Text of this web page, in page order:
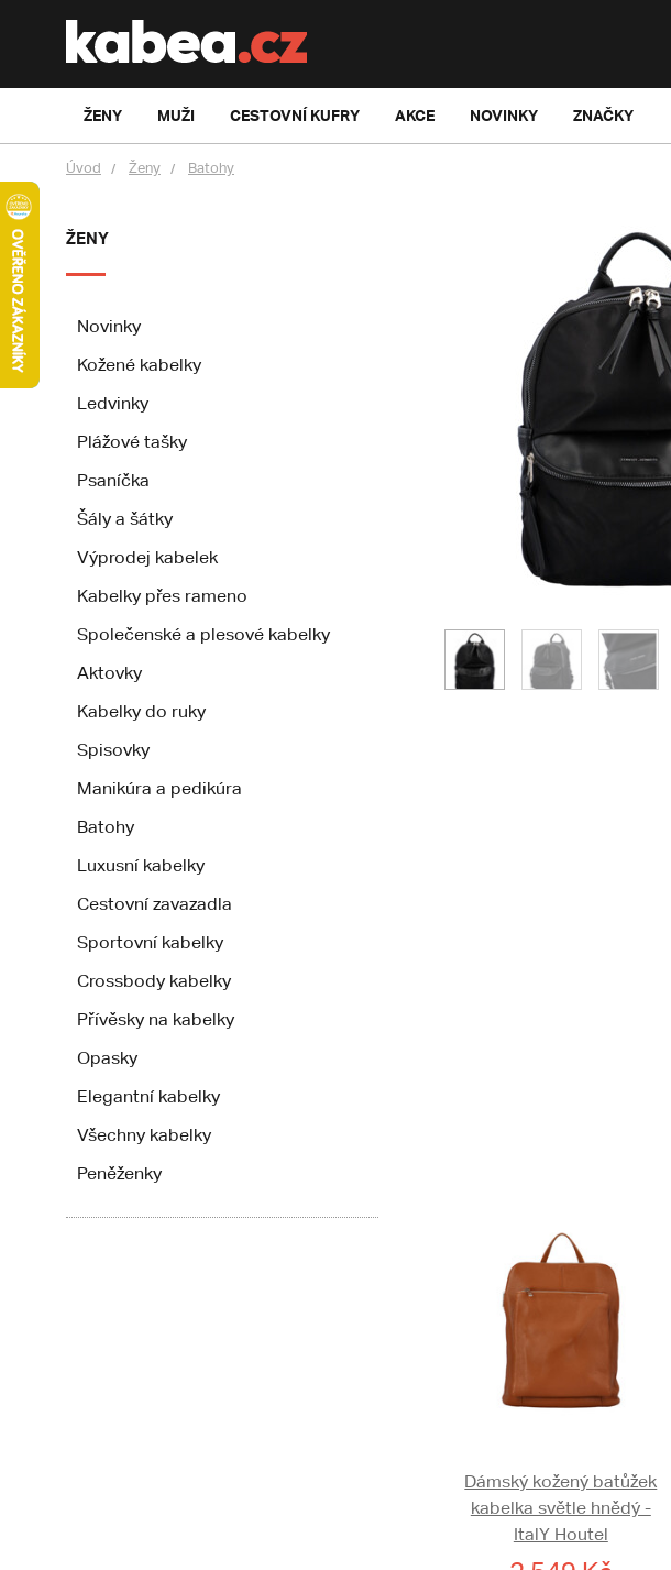
ŽENY MUŽI CESTOVNÍ KUFRY AKCE NOVINKY ZNAČKY
Úvod Ženy Batohy
ŽENY
Novinky
Kožené kabelky
Ledvinky
Plážové tašky
Psaníčka
Šály a šátky
Výprodej kabelek
Kabelky přes rameno
Společenské a plesové kabelky
Aktovky
Kabelky do ruky
Spisovky
Manikúra a pedikúra
Batohy
Luxusní kabelky
Cestovní zavazadla
Sportovní kabelky
Crossbody kabelky
Přívěsky na kabelky
Opasky
Elegantní kabelky
Všechny kabelky
Peněženky
Dámský kožený batůžek
kabelka světle hnědý -
ItalY Houtel